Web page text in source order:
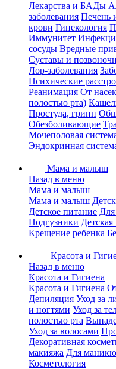
Лекарства и БАДы
заболевания Печень
крови Гинекология
Иммунитет
сосуды Вредные
Суставы и
Лор-заболевания
Психические
Реанимация От
полостью рта)
Простуда, грипп
Обезболивающие
Мочеполовая
Эндокринная
Мама и малыш
Назад в меню
Мама и малыш
Мама и малыш
Детское питание
Подгузники Детская
Крещение ребенка
Красота и
Назад в меню
Красота и Гигиена
Красота и Гигиена
Депиляция Уход за
и ногтями Уход за
полостью рта
Уход за волосами
Декоративная
макияжа Для
Косметология